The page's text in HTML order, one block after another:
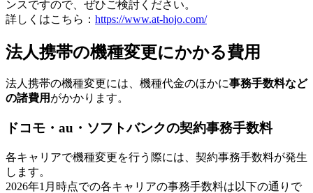
ンスですので、ぜひご検討ください。
詳しくはこちら： https://www.at-hojo.com/
法人携帯の機種変更にかかる費用
法人携帯の機種変更には、機種代金のほかに事務手数料など
の諸費用 がかかります。
ドコモ・au・ソフトバンクの契約事務手数料
各キャリアで機種変更を行う際には、契約事務手数料が発生
します。
2026年1月時点での各キャリアの事務手数料は以下の通りで